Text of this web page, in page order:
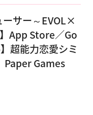
ーサー～EVOL×
App Store／Go
超能力恋愛シミ
Paper Games